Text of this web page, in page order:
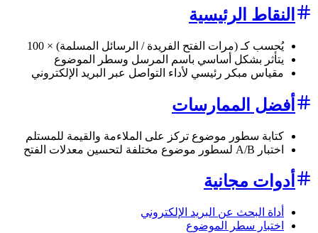
النقاط الرئيسية
يُحسب كـ (مرات الفتح الفريدة / الرسائل المسلمة) × 100
يتأثر بشكل أساسي باسم المرسل وسطر الموضوع
مقياس مبكر رئيسي لأداء التواصل عبر البريد الإلكتروني
أفضل الممارسات
كتابة سطور موضوع تركز على الملاءمة والقيمة للمستلم
اختبار A/B لسطور موضوع مختلفة لتحسين معدلات الفتح
أدوات مجانية
أداة البحث عن البريد الإلكتروني
اختبار سطر الموضوع